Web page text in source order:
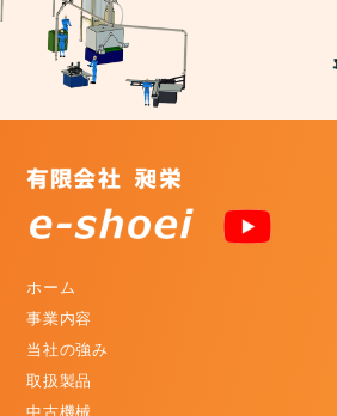
ホーム
事業内容
当社の強み
取扱製品
中古機械